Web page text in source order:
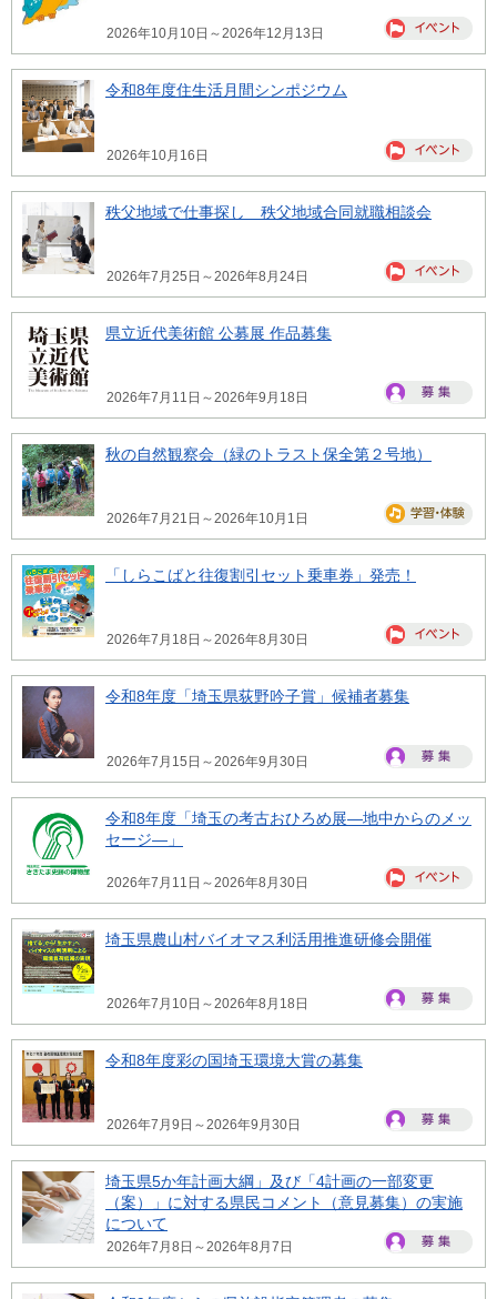
2026年10月10日～2026年12月13日
令和8年度住生活月間シンポジウム
2026年10月16日
秩父地域で仕事探し 秩父地域合同就職相談会
2026年7月25日～2026年8月24日
県立近代美術館 公募展 作品募集
2026年7月11日～2026年9月18日
秋の自然観察会（緑のトラスト保全第２号地）
2026年7月21日～2026年10月1日
「しらこばと往復割引セット乗車券」発売！
2026年7月18日～2026年8月30日
令和8年度「埼玉県荻野吟子賞」候補者募集
2026年7月15日～2026年9月30日
令和8年度「埼玉の考古おひろめ展―地中からのメッ
セージ―」
2026年7月11日～2026年8月30日
埼玉県農山村バイオマス利活用推進研修会開催
2026年7月10日～2026年8月18日
令和8年度彩の国埼玉環境大賞の募集
2026年7月9日～2026年9月30日
埼玉県5か年計画大綱」及び「4計画の一部変更
（案）」に対する県民コメント（意見募集）の実施
について
2026年7月8日～2026年8月7日